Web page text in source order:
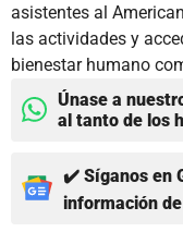
asistentes al
las actividades y
bienestar humano
Únase a
al tanto de los
✔️ Síganos en
información